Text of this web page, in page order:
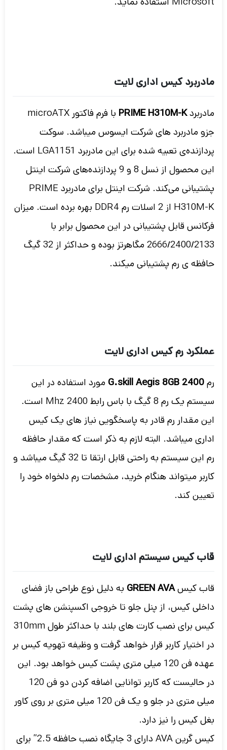
مادربرد کیس اداری لایت
مادربردPRIME H310M-K
با فرم فاکتور microATX
جزو مادربرد های شرکت ایسوس میباشد. سوکت
پردازنده‌ی تعبیه شده برای این مادربرد LGA1151 است.
این محصول از نسل 8 و 9 پردازنده‌های شرکت اینتل
پشتیبانی می‌کند. شرکت اینتل برای مادربرد PRIME
H310M-K از 2 اسلات رم DDR4 بهره برده است. میزان
فرکانس قابل پشتیبانی در این محصول برابر با
2666/2400/2133 مگاهرتز بوده و حداکثر از 32 گیگ
حافظه ی رم پشتیبانی میکند.
عملکرد رم کیس اداری لایت
رمG.skill Aegis 8GB 2400 مورد استفاده در این
سیستم یک رم 8 گیگ با باس رابط 2400 Mhz است.
این مقدار رم قادر به پاسخگویی نیاز های یک کیس
اداری میباشد. البته لازم به ذکر است که مقدار حافظه
رم این سیستم به راحتی قابل ارتقا تا 32 گیگ میباشد و
کاربر میتواند هنگام خرید، مشخصات رم دلخواه خود را
تعیین کند.
قاب کیس سیستم اداری لایت
قاب کیسGREEN AVA به دلیل نوع طراحی باز فضای
داخلی کیس، از پنل جلو تا خروجی اکسپنشن های پشت
کیس برای نصب کارت های بلند با حداکثر طول 310mm
در اختیار کاربر قرار خواهد گرفت و وظیفه تهویه کیس بر
عهده فن 120 میلی متری پشت کیس خواهد بود. این
در حالیست که کاربر توانایی اضافه کردن دو فن 120
میلی متری در جلو و یک فن 120 میلی متری بر روی کاور
بغل کیس را نیز دارد.
کیس گرین AVA دارای 3 جایگاه نصب حافظه 2.5” برای